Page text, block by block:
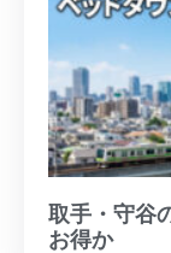
取手・守谷
お得か